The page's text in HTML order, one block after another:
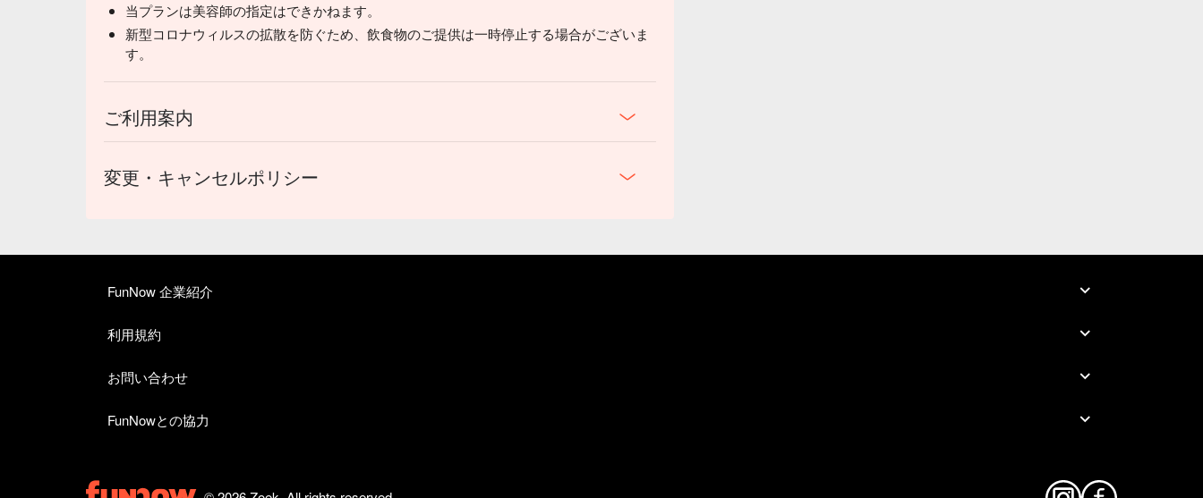
当プランは美容師の指定はできかねます。
新型コロナウィルスの拡散を防ぐため、飲食物のご提供は一時停止する場合がございま
す。
ご利用案内
変更・キャンセルポリシー
FunNow 企業紹介
利用規約
お問い合わせ
FunNowとの協力